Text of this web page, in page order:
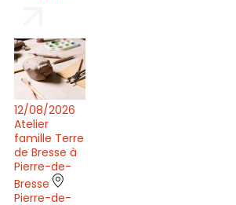
12/08/2026
Atelier
famille Terre
de Bresse à
Pierre-de-
Bresse
Pierre-de-